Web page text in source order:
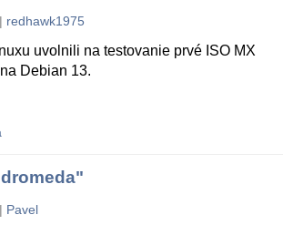
| redhawk1975
uvolnili na testovanie prvé ISO MX
Debian 13.
| Pavel